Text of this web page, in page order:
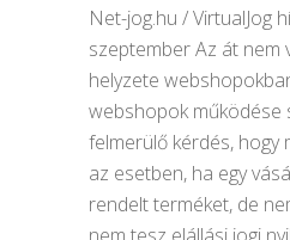
Net-jog.hu / VirtualJog
szeptember Az át nem
helyzete
webshopok működése
felmerülő kérdés, hogy
az esetben, ha egy
rendelt terméket, de